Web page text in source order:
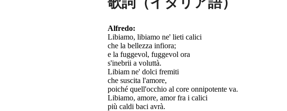
Alfredo:
Libiamo, libiamo ne' lieti calici
che la bellezza infiora;
e la fuggevol, fuggevol ora
s'inebrii a voluttà.
Libiam ne' dolci fremiti
che suscita l'amore,
poiché quell'occhio al core onnipotente va.
Libiamo, amore, amor fra i calici
più caldi baci avrà.